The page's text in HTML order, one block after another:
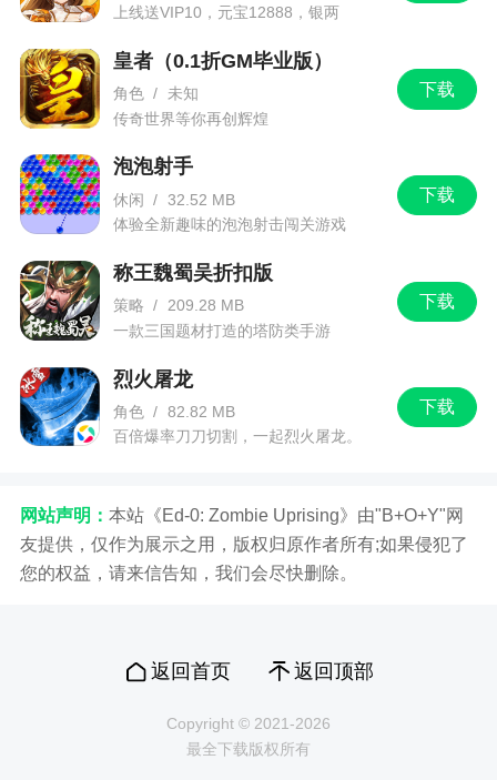
上线送VIP10，元宝12888，银两
下载
皇者（0.1折GM毕业版）
角色 /
未知
传奇世界等你再创辉煌
下载
泡泡射手
休闲 / 32.52 MB
体验全新趣味的泡泡射击闯关游戏
下载
称王魏蜀吴折扣版
策略 /
209.28 MB
一款三国题材打造的塔防类手游
下载
烈火屠龙
角色 / 82.82 MB
百倍爆率刀刀切割，一起烈火屠龙。
网站声明： 本站《Ed-0: Zombie Uprising》由"B+O+Y"网
友提供，仅作为展示之用，版权归原作者所有;如果侵犯了
您的权益，请来信告知，我们会尽快删除。
返回首页 返回顶部
Copyright © 2021-2026
最全下载版权所有